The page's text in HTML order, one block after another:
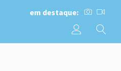
em destaque: